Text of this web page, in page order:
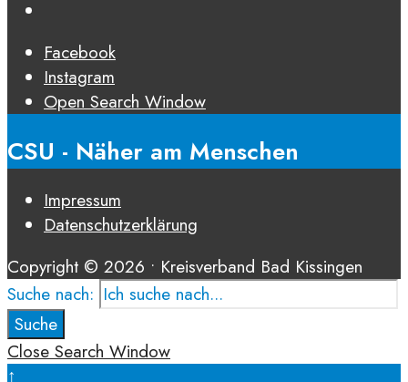
Facebook
Instagram
Open Search Window
CSU - Näher am Menschen
Impressum
Datenschutz­erklärung
Copyright © 2026 • Kreisverband Bad Kissingen
Suche nach:
Suche
Close Search Window
↑